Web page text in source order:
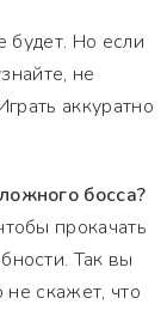
будет. Но если
не
аккуратно
босса?
прокачать
Так вы
не скажет, что